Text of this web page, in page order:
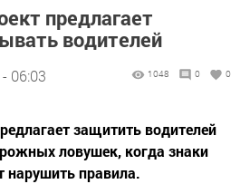
предлагает
водителей
06:03 1048 0 0
защитить водителей
ловушек, когда знаки
правила.